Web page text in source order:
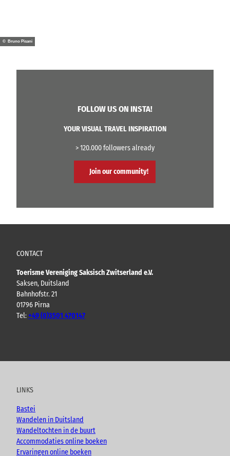
n
© Bruno Pisani
FOLLOW US ON INSTA!
YOUR VISUAL TRAVEL INSPIRATION
> 120.000 followers already
Join our community!
CONTACT
Toerisme Vereniging Saksisch Zwitserland e.V.
Saksen, Duitsland
Bahnhofstr. 21
01796 Pirna
Tel:+49 (0)3501 470147
u
e
c
o
k
s
a
m
o
LINKS
Bastei
Wandelen in Duitsland
Wandeltochten in de buurt
Accommodaties online boeken
Ervaringen online boeken